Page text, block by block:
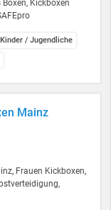
Kickboxen
/ Jugendliche
Mainz
Frauen Kickboxen,